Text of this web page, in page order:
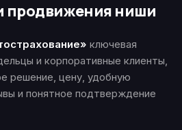
продвижения ниши
ключевая
и корпоративные клиенты,
решение, цену, удобную
и понятное подтверждение